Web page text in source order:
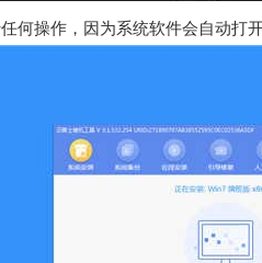
何操作，因为系统软件会自动打